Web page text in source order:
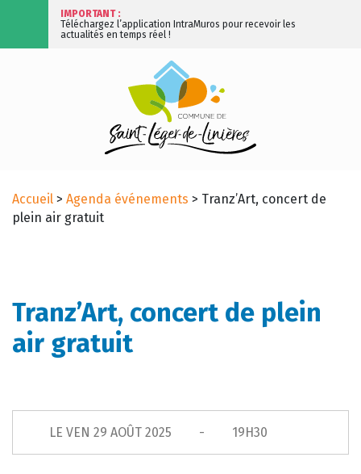
IMPORTANT :
Téléchargez l’application IntraMuros pour recevoir les
actualités en temps réel !
Accueil > Agenda événements > Tranz’Art, concert de
plein air gratuit
Tranz’Art, concert de plein
air gratuit
LE VEN 29 AOÛT 2025 19H30